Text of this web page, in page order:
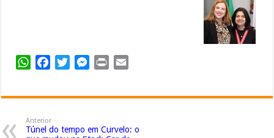
WhatsAppFacebookTwitterMessenger
Print
Anterior
Túnel do tempo em Curvelo: o